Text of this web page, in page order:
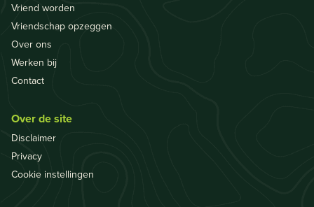
Vriend worden
Vriendschap opzeggen
Over ons
Werken bij
Contact
Over de site
Disclaimer
Privacy
Cookie instellingen